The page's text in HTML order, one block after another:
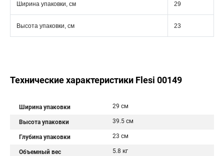
Ширина упаковки, см 29
Высота упаковки, см 23
Технические характеристики Flesi 00149
Ширина упаковки 29 см
Высота упаковки 39.5 см
Глубина упаковки 23 см
Объемный вес 5.8 кг